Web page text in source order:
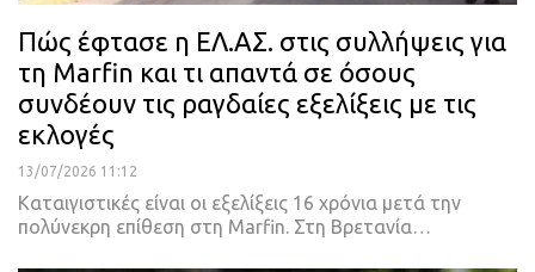
Πώς έφτασε η ΕΛ.ΑΣ. στις συλλήψεις για
τη Marfin και τι απαντά σε όσους
συνδέουν τις ραγδαίες εξελίξεις με τις
εκλογές
13/07/2026 11:12
Καταιγιστικές είναι οι εξελίξεις 16 χρόνια μετά την
πολύνεκρη επίθεση στη Marfin. Στη Βρετανία…